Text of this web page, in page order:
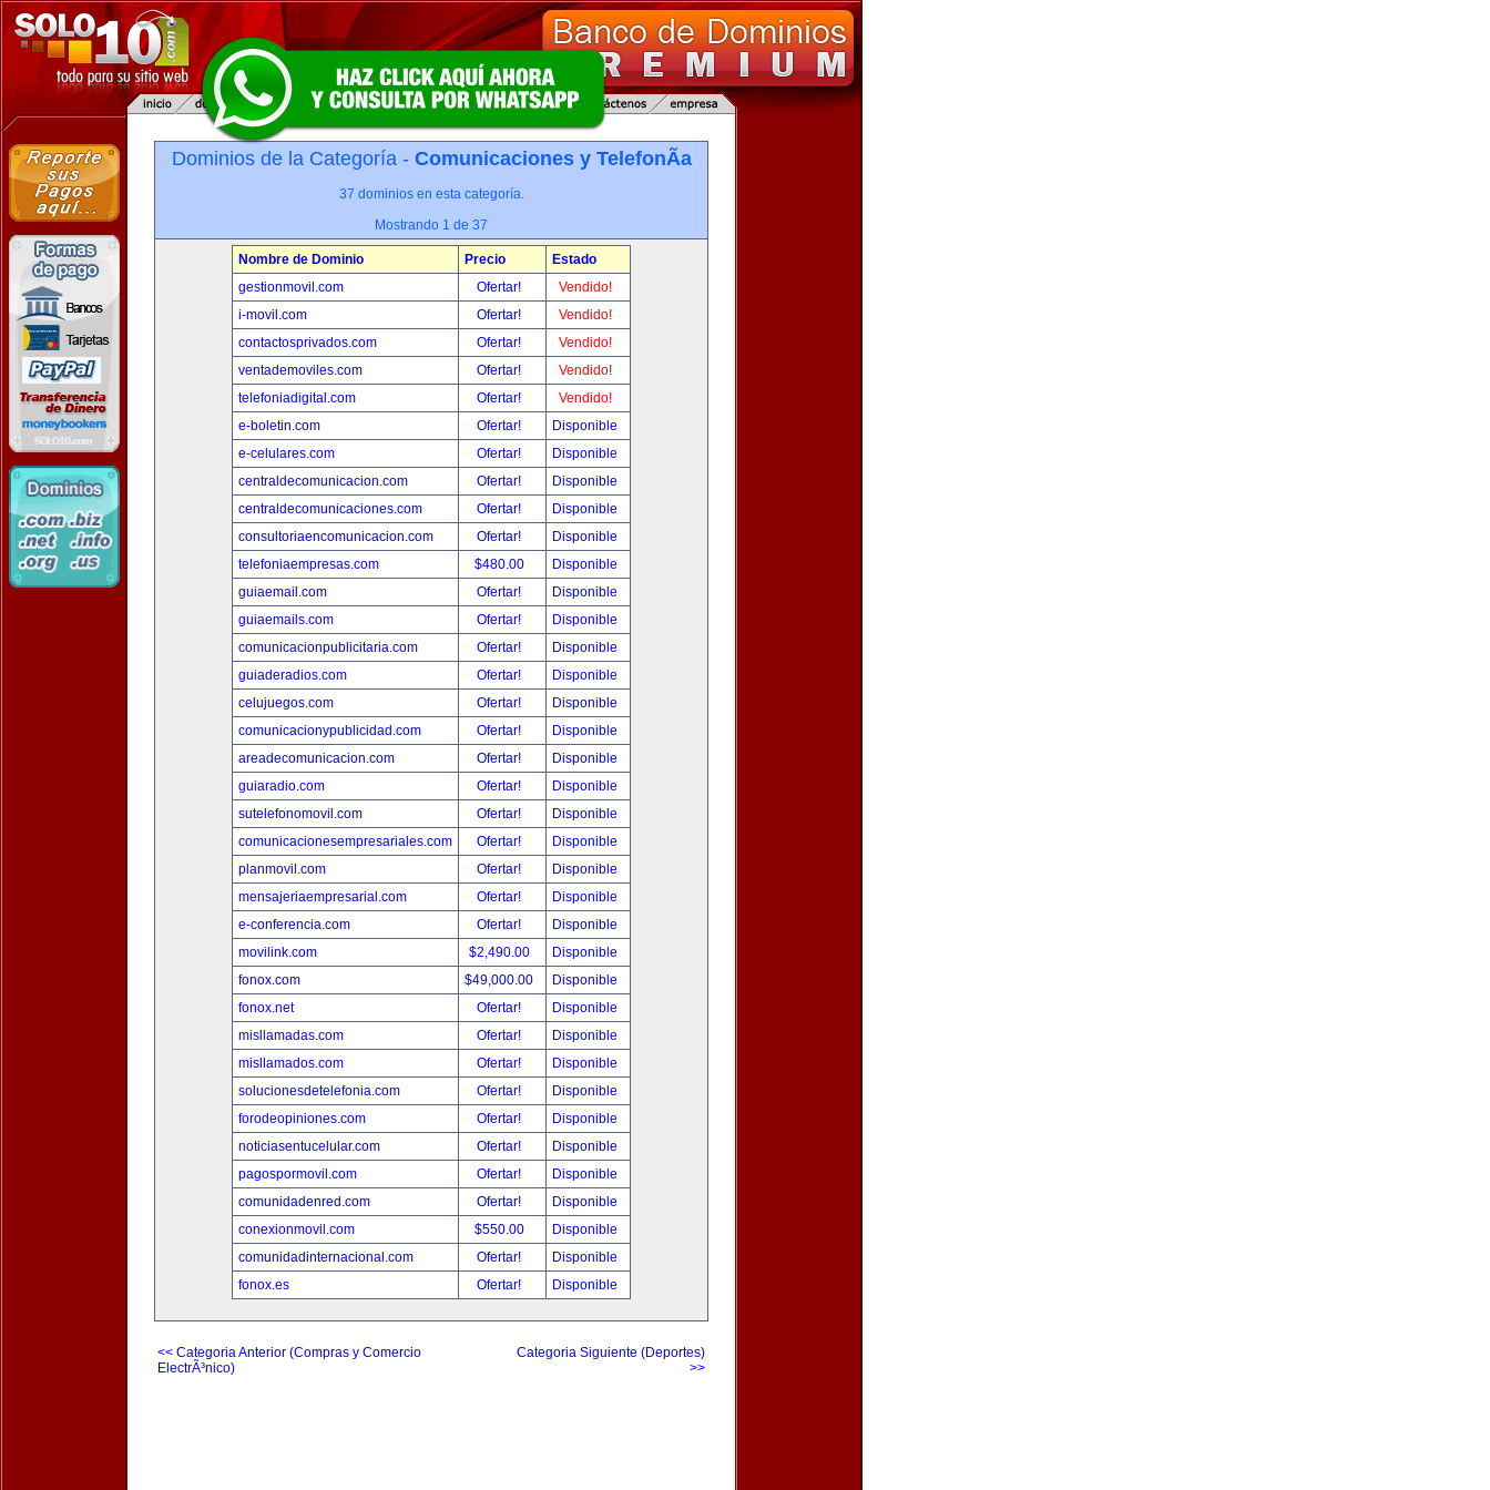
Dominios de la Categoría - Comunicaciones y TelefonÃ­a
37 dominios en esta categoría.
Mostrando 1 de 37
Nombre de Dominio Precio
Estado
gestionmovil.com
Ofertar!
Vendido!
i-movil.com
Ofertar!
Vendido!
contactosprivados.com
Ofertar!
Vendido!
ventademoviles.com
Ofertar!
Vendido!
telefoniadigital.com
Ofertar!
Vendido!
e-boletin.com
Ofertar!
Disponible
e-celulares.com
Ofertar!
Disponible
centraldecomunicacion.com
Ofertar!
Disponible
centraldecomunicaciones.com
Ofertar!
Disponible
consultoriaencomunicacion.com
Ofertar!
Disponible
telefoniaempresas.com
$480.00
Disponible
guiaemail.com
Ofertar!
Disponible
guiaemails.com
Ofertar!
Disponible
comunicacionpublicitaria.com
Ofertar!
Disponible
guiaderadios.com
Ofertar!
Disponible
celujuegos.com
Ofertar!
Disponible
comunicacionypublicidad.com
Ofertar!
Disponible
areadecomunicacion.com
Ofertar!
Disponible
guiaradio.com
Ofertar!
Disponible
sutelefonomovil.com
Ofertar!
Disponible
comunicacionesempresariales.com
Ofertar!
Disponible
planmovil.com
Ofertar!
Disponible
mensajeriaempresarial.com
Ofertar!
Disponible
e-conferencia.com
Ofertar!
Disponible
movilink.com
$2,490.00
Disponible
fonox.com
$49,000.00
Disponible
fonox.net
Ofertar!
Disponible
misllamadas.com
Ofertar!
Disponible
misllamados.com
Ofertar!
Disponible
solucionesdetelefonia.com
Ofertar!
Disponible
forodeopiniones.com
Ofertar!
Disponible
noticiasentucelular.com
Ofertar!
Disponible
pagospormovil.com
Ofertar!
Disponible
comunidadenred.com
Ofertar!
Disponible
conexionmovil.com
$550.00
Disponible
comunidadinternacional.com
Ofertar!
Disponible
fonox.es
Ofertar! Disponible
<< Categoria Anterior (Compras y Comercio
ElectrÃ³nico)
Categoria Siguiente (Deportes)
>>